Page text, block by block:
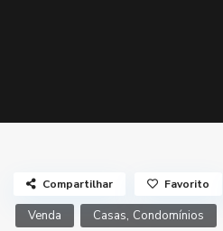
Venda Casas, Condomínios
Compartilhar Favorito